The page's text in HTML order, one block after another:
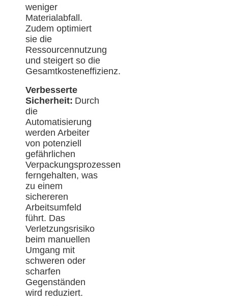
weniger
Materialabfall.
Zudem optimiert
sie die
Ressourcennutzung
und steigert so die
Gesamtkosteneffizienz.
Verbesserte
Sicherheit: Durch
die
Automatisierung
werden Arbeiter
von potenziell
gefährlichen
Verpackungsprozessen
ferngehalten, was
zu einem
sichereren
Arbeitsumfeld
führt. Das
Verletzungsrisiko
beim manuellen
Umgang mit
schweren oder
scharfen
Gegenständen
wird reduziert.